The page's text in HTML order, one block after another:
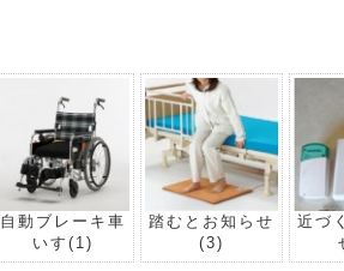
自動ブレーキ車
いす (1)
踏むとお知らせ
(3)
近づ